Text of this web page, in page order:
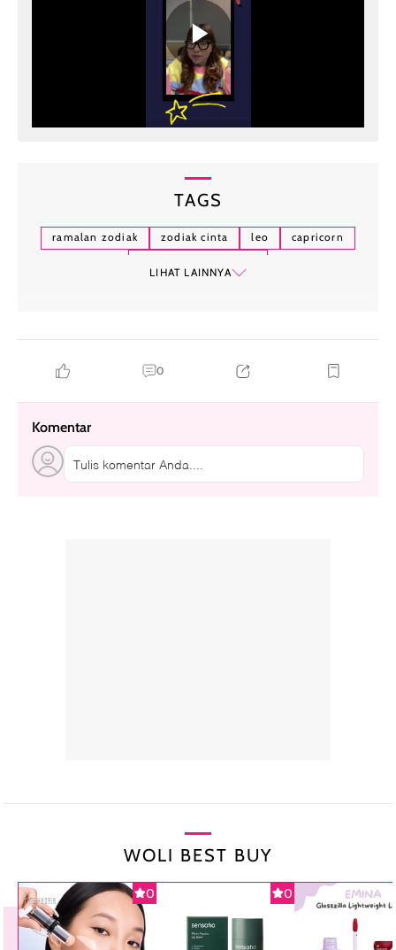
TAGS
ramalan zodiak zodiak cinta leo
capricorn
LIHAT LAINNYA
0
Komentar
Tulis komentar Anda....
WOLI BEST BUY
0 0